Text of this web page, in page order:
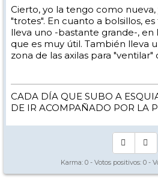
Cierto, yo la tengo como
"trotes". En cuanto a bolsillos,
lleva uno -bastante grande-, en
que es muy útil. También lleva
zona de las axilas para
CADA DÍA QUE SUBO A
DE IR ACOMPAÑADO POR LA
Karma: 0 - Votos positivos: 0 -